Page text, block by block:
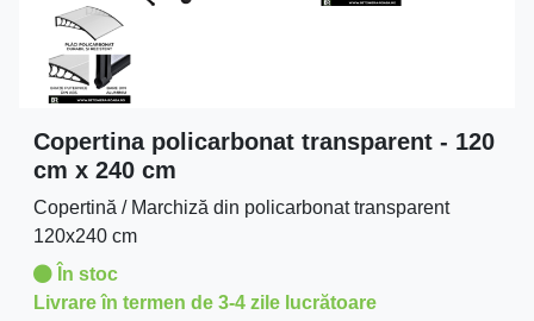
Copertina policarbonat transparent - 120
cm x 240 cm
Copertină / Marchiză din policarbonat transparent
120x240 cm
În stoc
Livrare în termen de 3-4 zile lucrătoare